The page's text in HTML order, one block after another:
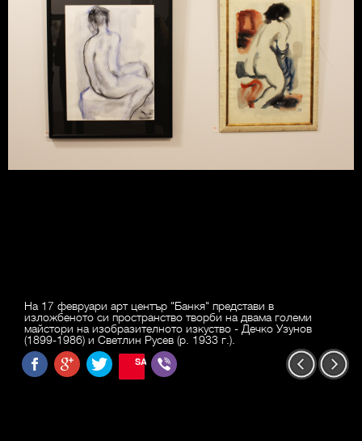
На 17 февруари арт център "Банкя" представи в
изложбеното си пространство творби на двама големи
майстори на изобразителното изкуство - Дечко Узунов
(1899-1986) и Светлин Русев (р. 1933 г.).
SAVE